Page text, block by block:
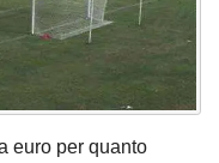
euro per quanto